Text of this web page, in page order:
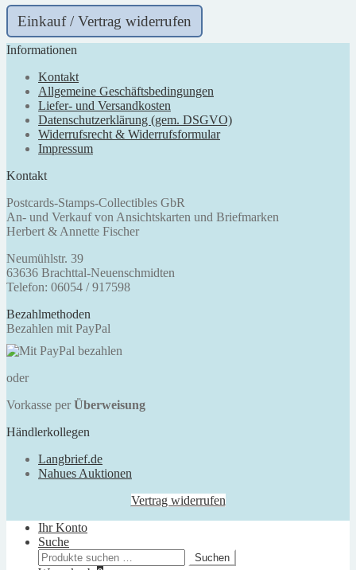
Einkauf / Vertrag widerrufen
Informationen
Kontakt
Allgemeine Geschäftsbedingungen
Liefer- und Versandkosten
Datenschutzerklärung (gem. DSGVO)
Widerrufsrecht & Widerrufsformular
Impressum
Kontakt
Postcards-Stamps-Collectibles GbR
An- und Verkauf von Ansichtskarten und Briefmarken
Herbert & Annette Fischer
Neumühlstr. 39
63636 Brachttal-Neuenschmidten
Telefon: 06054 / 917598
Bezahlmethoden
Bezahlen mit PayPal
oder
Vorkasse per Überweisung
Händlerkollegen
Langbrief.de
Nahues Auktionen
Vertrag widerrufen
Ihr Konto
Suche
Suchen
Suchen